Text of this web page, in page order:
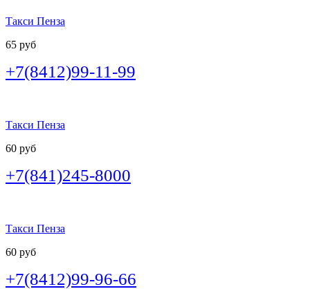
Такси Пенза
65 руб
+7(8412)99-11-99
Такси Пенза
60 руб
+7(841)245-8000
Такси Пенза
60 руб
+7(8412)99-96-66